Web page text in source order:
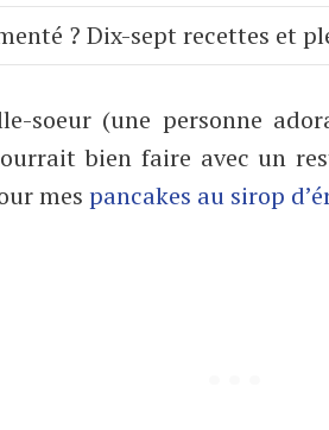
? Dix-sept recettes et
soeur (une personne
bien faire avec un
mes pancakes au sirop